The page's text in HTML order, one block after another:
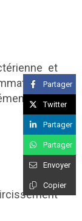
et
du
de
Partager
Twitter
Partager
Partager
Envoyer
Copier